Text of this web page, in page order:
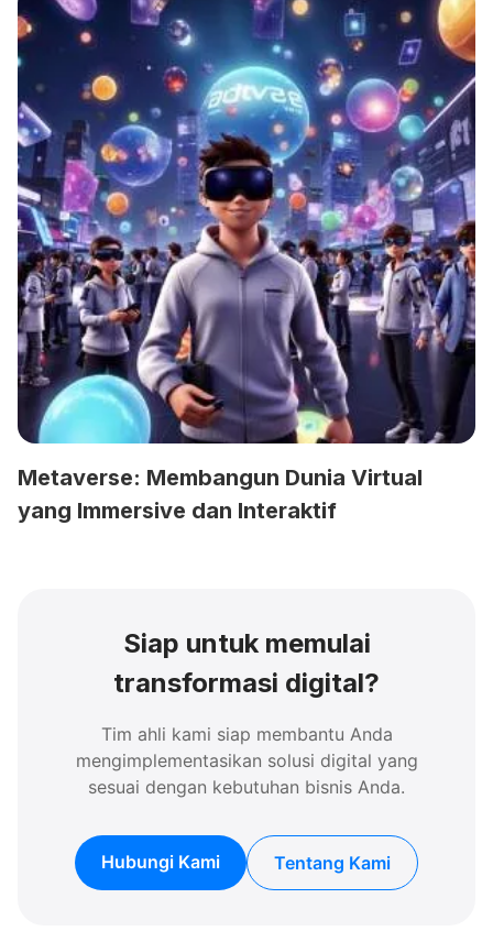
Metaverse: Membangun Dunia Virtual
yang Immersive dan Interaktif
Siap untuk memulai
transformasi digital?
Tim ahli kami siap membantu Anda
mengimplementasikan solusi digital yang
sesuai dengan kebutuhan bisnis Anda.
Hubungi Kami Tentang Kami